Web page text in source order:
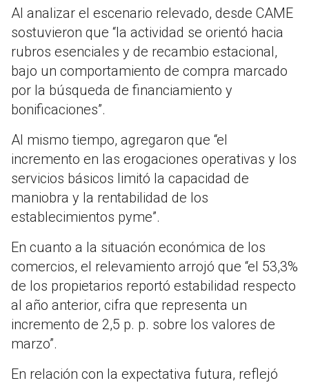
Al analizar el escenario relevado, desde CAME
sostuvieron que “la actividad se orientó hacia
rubros esenciales y de recambio estacional,
bajo un comportamiento de compra marcado
por la búsqueda de financiamiento y
bonificaciones”.
Al mismo tiempo, agregaron que “el
incremento en las erogaciones operativas y los
servicios básicos limitó la capacidad de
maniobra y la rentabilidad de los
establecimientos pyme”.
En cuanto a la situación económica de los
comercios, el relevamiento arrojó que “el 53,3%
de los propietarios reportó estabilidad respecto
al año anterior, cifra que representa un
incremento de 2,5 p. p. sobre los valores de
marzo”.
En relación con la expectativa futura, reflejó